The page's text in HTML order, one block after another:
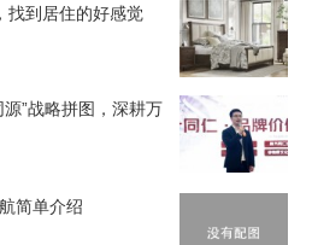
找到居住的好感觉
”战略拼图，深耕万
简单介绍